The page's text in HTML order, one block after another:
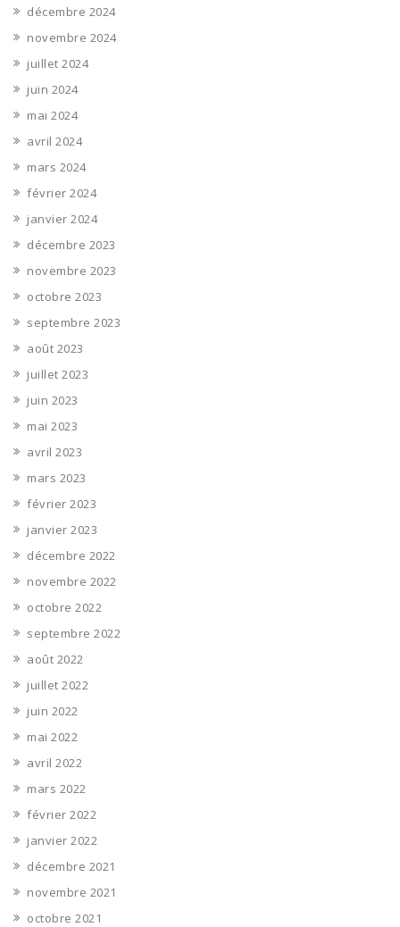
décembre 2024
novembre 2024
juillet 2024
juin 2024
mai 2024
avril 2024
mars 2024
février 2024
janvier 2024
décembre 2023
novembre 2023
octobre 2023
septembre 2023
août 2023
juillet 2023
juin 2023
mai 2023
avril 2023
mars 2023
février 2023
janvier 2023
décembre 2022
novembre 2022
octobre 2022
septembre 2022
août 2022
juillet 2022
juin 2022
mai 2022
avril 2022
mars 2022
février 2022
janvier 2022
décembre 2021
novembre 2021
octobre 2021